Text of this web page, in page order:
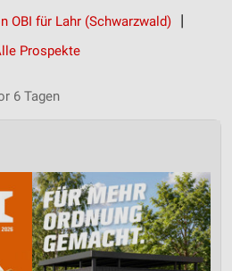
OBI für Lahr (Schwarzwald)
Prospekte
6 Tagen